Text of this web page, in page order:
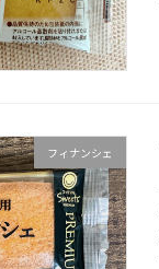
フィナンシェ